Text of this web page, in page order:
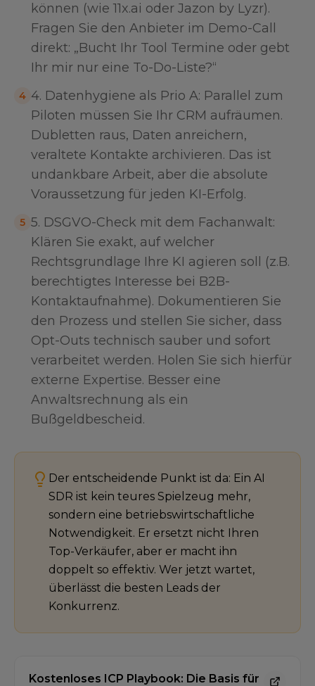
können (wie 11x.ai oder Jazon by Lyzr).
Fragen Sie den Anbieter im Demo-Call
direkt: „Bucht Ihr Tool Termine oder gebt
Ihr mir nur eine To-Do-Liste?“
4 4. Datenhygiene als Prio A: Parallel zum
Piloten müssen Sie Ihr CRM aufräumen.
Dubletten raus, Daten anreichern,
veraltete Kontakte archivieren. Das ist
undankbare Arbeit, aber die absolute
Voraussetzung für jeden KI-Erfolg.
5 5. DSGVO-Check mit dem Fachanwalt:
Klären Sie exakt, auf welcher
Rechtsgrundlage Ihre KI agieren soll (z.B.
berechtigtes Interesse bei B2B-
Kontaktaufnahme). Dokumentieren Sie
den Prozess und stellen Sie sicher, dass
Opt-Outs technisch sauber und sofort
verarbeitet werden. Holen Sie sich hierfür
externe Expertise. Besser eine
Anwaltsrechnung als ein
Bußgeldbescheid.
Der entscheidende Punkt ist da: Ein AI
SDR ist kein teures Spielzeug mehr,
sondern eine betriebswirtschaftliche
Notwendigkeit. Er ersetzt nicht Ihren
Top-Verkäufer, aber er macht ihn
doppelt so effektiv. Wer jetzt wartet,
überlässt die besten Leads der
Konkurrenz.
Kostenloses ICP Playbook: Die Basis für